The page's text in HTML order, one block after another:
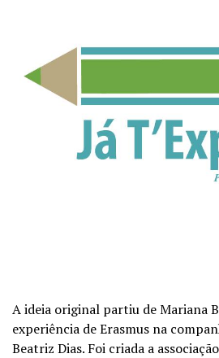
A ideia original partiu de Mariana
experiência de Erasmus na
Beatriz Dias. Foi criada a